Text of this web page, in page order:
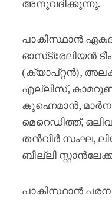
അനുവദിക്കുന്നു.
പാകിസ്ഥാൻ
ഓസ്‌ട്രേലിയൻ
(ക്യാപ്റ്റൻ),
എല്ലിസ്,
കുഹ്നെമാൻ,
മെറെഡിത്ത്,
തൻവീർ സംഘ,
ബില്ലി
പാകിസ്ഥാൻ